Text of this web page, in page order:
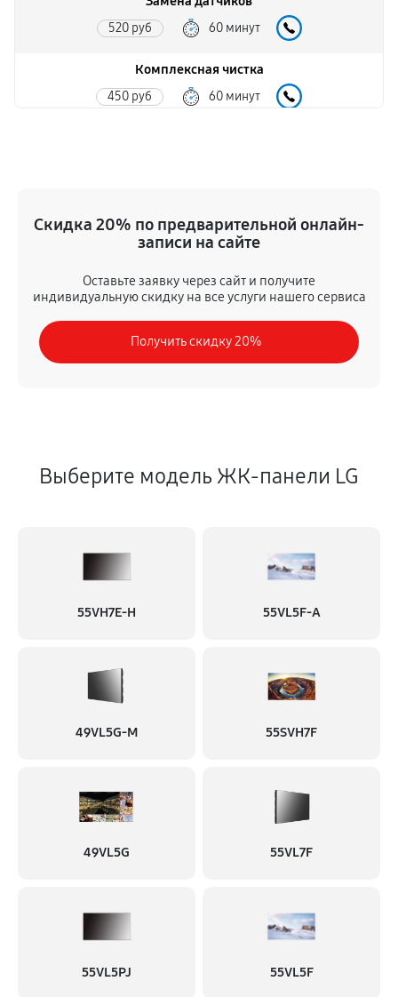
520 руб 60 минут
Комплексная чистка
450 руб 60 минут
1260 руб 60 минут
Устранение ошибок
1800 руб 60 минут
Скидка 20% по предварительной онлайн-
записи на сайте
Оставьте заявку через сайт и получите
индивидуальную скидку на все услуги нашего сервиса
Получить скидку 20%
Выберите модель ЖК-панели LG
55VH7E-H 55VL5F-A
49VL5G-M 55SVH7F
49VL5G 55VL7F
55VL5PJ 55VL5F